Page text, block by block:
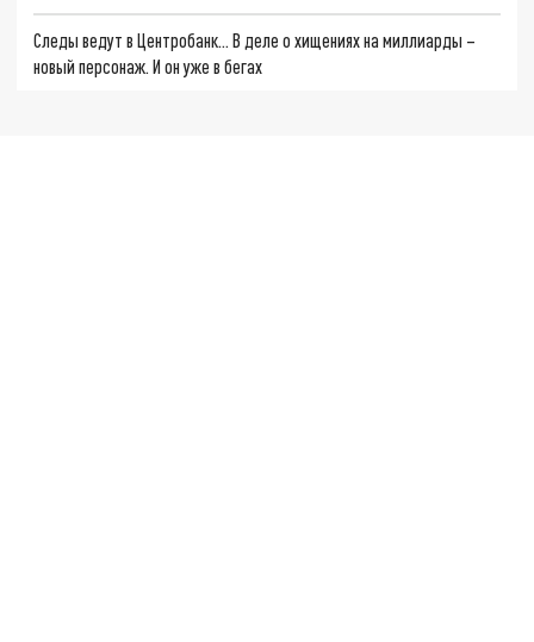
Следы ведут в Центробанк… В деле о хищениях на миллиарды –
новый персонаж. И он уже в бегах